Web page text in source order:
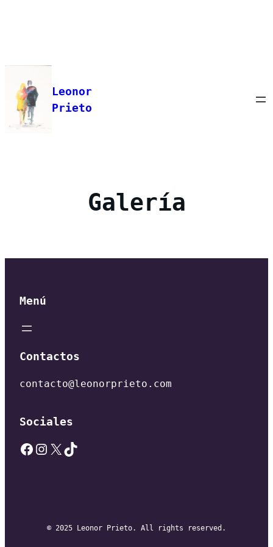
contenidoLeonor
Prieto
Galería
Menú
Contactos
contacto@leonorprieto.com
Sociales
Facebook Instagram X TikTok
© 2025 Leonor Prieto. All rights reserved.